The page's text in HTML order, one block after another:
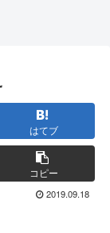
はてブ
コピー
2019.09.18